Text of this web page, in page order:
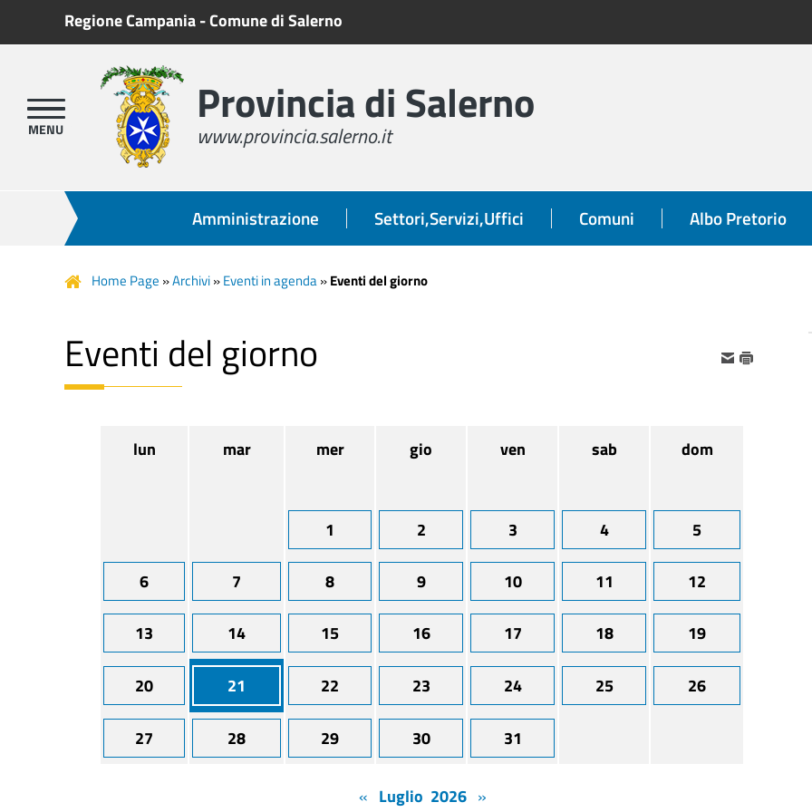
Regione Campania-Comune di Salerno
Provincia di Salerno
www.provincia.salerno.it
Amministrazione Settori,Servizi,Uffici Comuni Albo Pretorio
Home Page »Archivi»Eventi in agenda»Eventi del giorno
Eventi del giorno
lun mar mer gio ven sab dom
1 2 3 4 5
6 7 8 9 10 11 12
13 14 15 16 17 18 19
20 21 22 23 24 25 26
27 28 29 30 31
« Luglio 2026 »